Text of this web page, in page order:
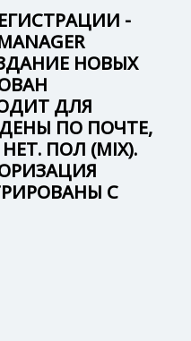
-
НОВЫХ
ДЛЯ
ПО ПОЧТЕ,
ПОЛ (MIX).
С